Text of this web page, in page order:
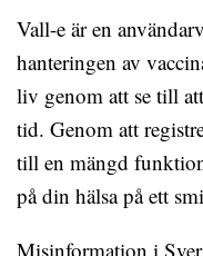
Vall-e är en
hanteringen av
liv genom att se till
tid. Genom att
till en mängd
på din hälsa på ett
Misinformation i